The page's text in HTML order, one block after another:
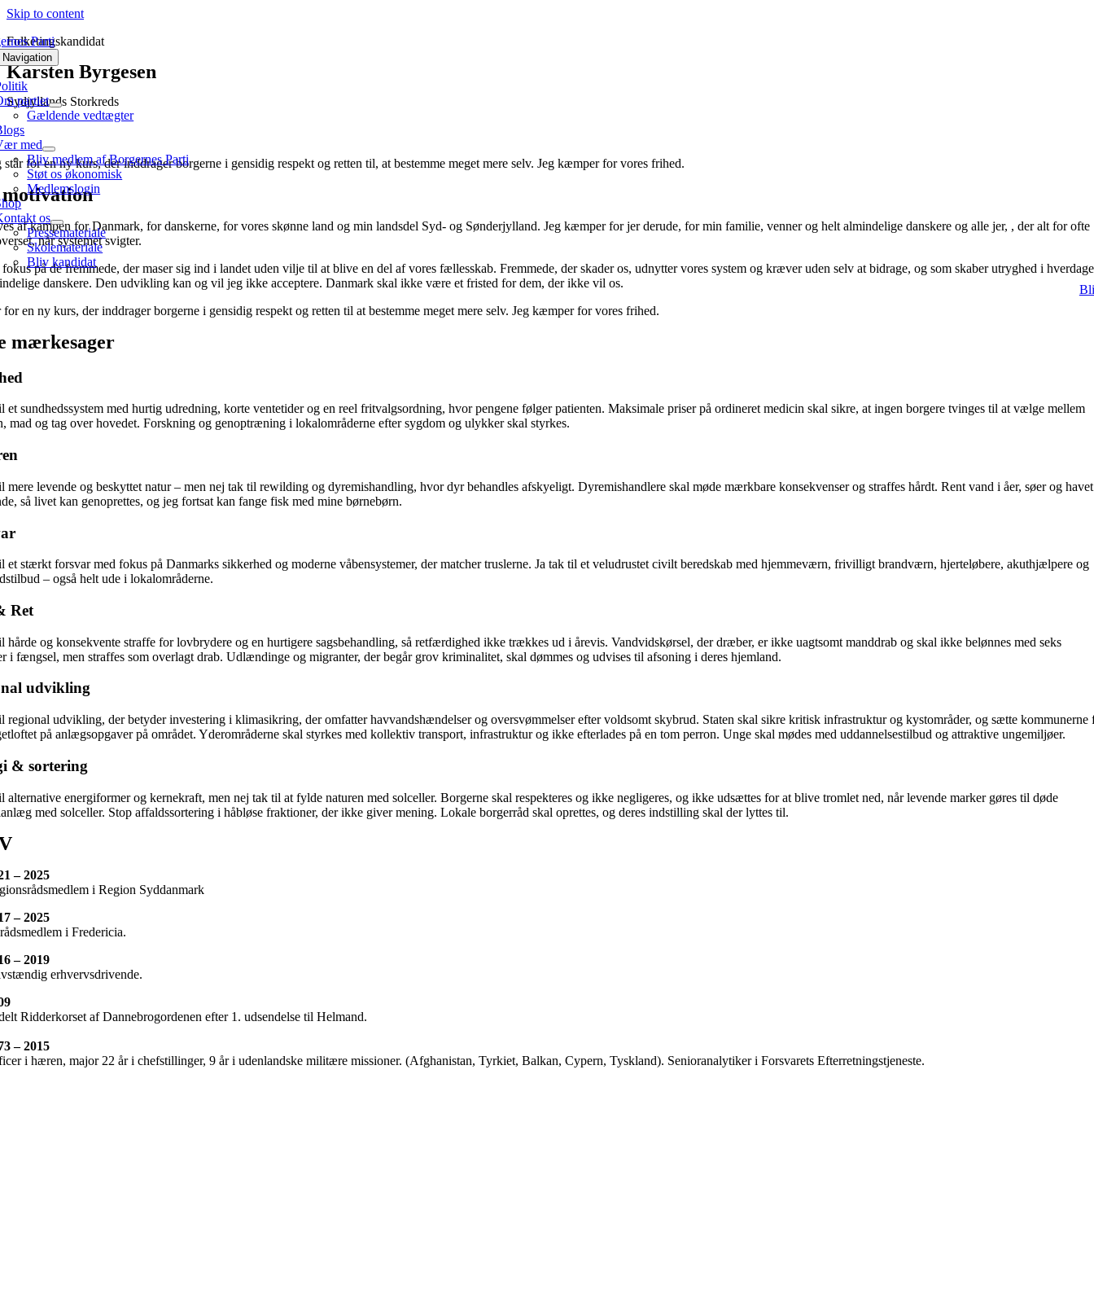
Skip to content
Navigation
partiet
Gældende vedtægter
med
Bliv medlem af Borgernes Parti
Støt os økonomisk
Medlemslogin
os
Pressemateriale
Skolemateriale
Bliv kandidat
Folketingskandidat
Karsten Byrgesen
Sydjyllands Storkreds
står for en ny kurs, der inddrager borgerne i gensidig respekt og retten til, at bestemme meget mere selv. Jeg kæmper for vores frihed.
af kampen for Danmark, for danskerne, for vores skønne land og min landsdel Syd- og Sønderjylland. Jeg kæmper for jer derude, for min familie, venner og helt almindelige danskere og alle jer, , der alt for ofte
når systemet svigter.
fokus på de fremmede, der maser sig ind i landet uden vilje til at blive en del af vores fællesskab. Fremmede, der skader os, udnytter vores system og kræver uden selv at bidrage, og som skaber utryghed i
danskere. Den udvikling kan og vil jeg ikke acceptere. Danmark skal ikke være et fristed for dem, der ikke vil os.
for en ny kurs, der inddrager borgerne i gensidig respekt og retten til at bestemme meget mere selv. Jeg kæmper for vores frihed.
mærkesager
et sundhedssystem med hurtig udredning, korte ventetider og en reel fritvalgsordning, hvor pengene følger patienten. Maksimale priser på ordineret medicin skal sikre, at ingen borgere tvinges til at vælge mellem
mad og tag over hovedet. Forskning og genoptræning i lokalområderne efter sygdom og ulykker skal styrkes.
mere levende og beskyttet natur – men nej tak til rewilding og dyremishandling, hvor dyr behandles afskyeligt. Dyremishandlere skal møde mærkbare konsekvenser og straffes hårdt. Rent vand i åer, søer og
så livet kan genoprettes, og jeg fortsat kan fange fisk med mine børnebørn.
et stærkt forsvar med fokus på Danmarks sikkerhed og moderne våbensystemer, der matcher truslerne. Ja tak til et veludrustet civilt beredskab med hjemmeværn, frivilligt brandværn, hjerteløbere, akuthjælpere og
– også helt ude i lokalområderne.
Ret
hårde og konsekvente straffe for lovbrydere og en hurtigere sagsbehandling, så retfærdighed ikke trækkes ud i årevis. Vandvidskørsel, der dræber, er ikke uagtsomt manddrab og skal ikke belønnes med seks
i fængsel, men straffes som overlagt drab. Udlændinge og migranter, der begår grov kriminalitet, skal dømmes og udvises til afsoning i deres hjemland.
udvikling
regional udvikling, der betyder investering i klimasikring, der omfatter havvandshændelser og oversvømmelser efter voldsomt skybrud. Staten skal sikre kritisk infrastruktur og kystområder, og sætte kommunerne
på anlægsopgaver på området. Yderområderne skal styrkes med kollektiv transport, infrastruktur og ikke efterlades på en tom perron. Unge skal mødes med uddannelsestilbud og attraktive ungemiljøer.
& sortering
alternative energiformer og kernekraft, men nej tak til at fylde naturen med solceller. Borgerne skal respekteres og ikke negligeres, og ikke udsættes for at blive tromlet ned, når levende marker gøres til døde
med solceller. Stop affaldssortering i håbløse fraktioner, der ikke giver mening. Lokale borgerråd skal oprettes, og deres indstilling skal der lyttes til.
– 2025
i Region Syddanmark
– 2025
i Fredericia.
– 2019
erhvervsdrivende.
Ridderkorset af Dannebrogordenen efter 1. udsendelse til Helmand.
– 2015
i hæren, major 22 år i chefstillinger, 9 år i udenlandske militære missioner. (Afghanistan, Tyrkiet, Balkan, Cypern, Tyskland). Senioranalytiker i Forsvarets Efterretningstjeneste.